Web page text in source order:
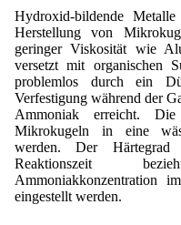
Hydroxid-bildende
Herstellung von
geringer Viskosität wie
versetzt mit organischen
problemlos durch ein
Verfestigung während der
Ammoniak erreicht.
Mikrokugeln in eine
werden. Der
Reaktionszeit
Ammoniakkonzentration
eingestellt werden.